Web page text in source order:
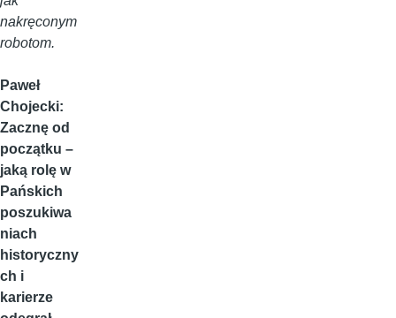
nakręconym
robotom.
Paweł
Chojecki:
Zacznę od
początku –
jaką rolę w
Pańskich
poszukiwa
niach
historyczny
ch i
karierze